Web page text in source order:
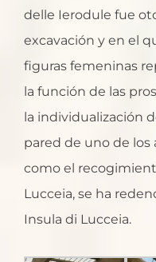
delle Ierodule fue
excavación y en el
figuras femeninas
la función de las
la individualización
pared de uno de
como el
Lucceia, se ha
Insula di Lucceia.